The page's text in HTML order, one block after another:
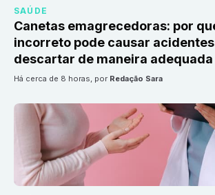
SAÚDE
Canetas emagrecedoras: por
incorreto pode causar
descartar de maneira adequada
há cerca de 8 horas, por Redação Sara